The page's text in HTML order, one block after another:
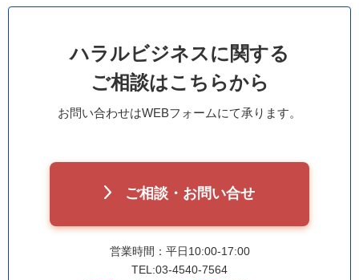
ハラルビジネスに関する
ご相談はこちらから
お問い合わせはWEBフォームにて承ります。
ご相談・お問い合せ
営業時間：平日10:00-17:00
TEL:03-4540-7564